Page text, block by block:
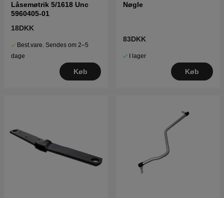
Låsemøtrik 5/1618 Unc
5960405-01
18DKK
Best.vare. Sendes om 2–5
dage
Køb
Nøgle
83DKK
I lager
Køb